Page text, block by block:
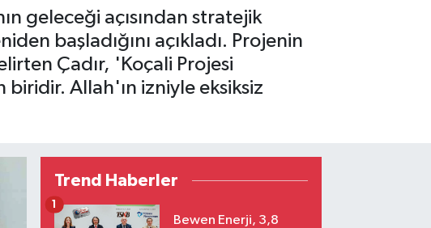
geleceği açısından stratejik
başladığını açıkladı. Projenin
Çadır, 'Koçali Projesi
Allah'ın izniyle eksiksiz
Trend Haberler
Bewen Enerji, 3,8
1